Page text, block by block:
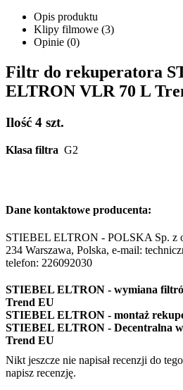
Opis produktu
Klipy filmowe (3)
Opinie (0)
Filtr do rekuperatora
ELTRON VLR 70 L
Ilość 4 szt.
Klasa filtra G2
Dane kontaktowe producenta:
STIEBEL ELTRON - POLSKA Sp. z
234 Warszawa, Polska, e-mail:
telefon: 226092030
STIEBEL ELTRON - wymiana
Trend EU
STIEBEL ELTRON - montaż
STIEBEL ELTRON - Decentralna
Trend EU
Nikt jeszcze nie napisał recenzji do
napisz recenzję.